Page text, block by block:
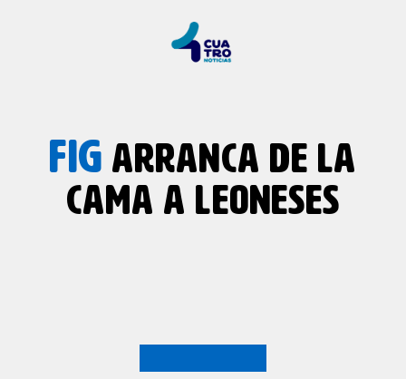
FIG ARRANCA DE LA
CAMA A LEONESES